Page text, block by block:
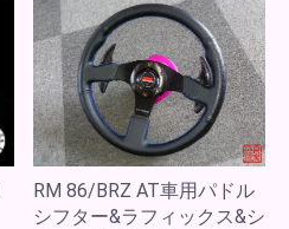
RM 86/BRZ AT車用パドル
シフター&ラフィックス&シ